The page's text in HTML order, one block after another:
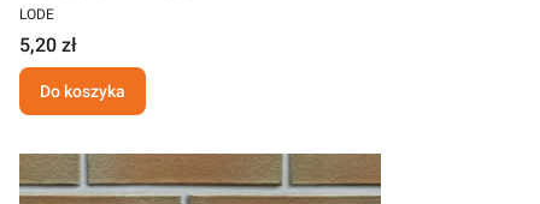
LODE
5,20 zł
Do koszyka